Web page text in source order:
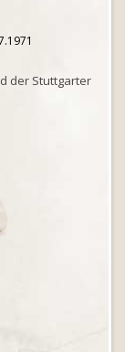
der Stuttgarter